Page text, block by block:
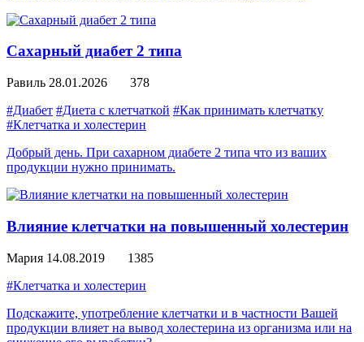
Сахарный диабет 2 типа
Равиль 28.01.2026
378
#Диабет #Диета с клетчаткой #Как принимать клетчатку
#Клетчатка и холестерин
Добрый день. При сахарном диабете 2 типа что из ваших
продукции нужно принимать.
Влияние клетчатки на повышенный холестерин
Мария 14.08.2019
1385
#Клетчатка и холестерин
Подскажите, употребление клетчатки и в частности Вашей
продукции влияет на вывод холестерина из организма или на